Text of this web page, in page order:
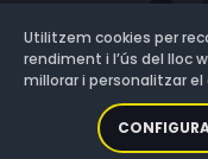
Utilitzem cookies per
rendiment i l’ús del lloc
millorar i personalitzar